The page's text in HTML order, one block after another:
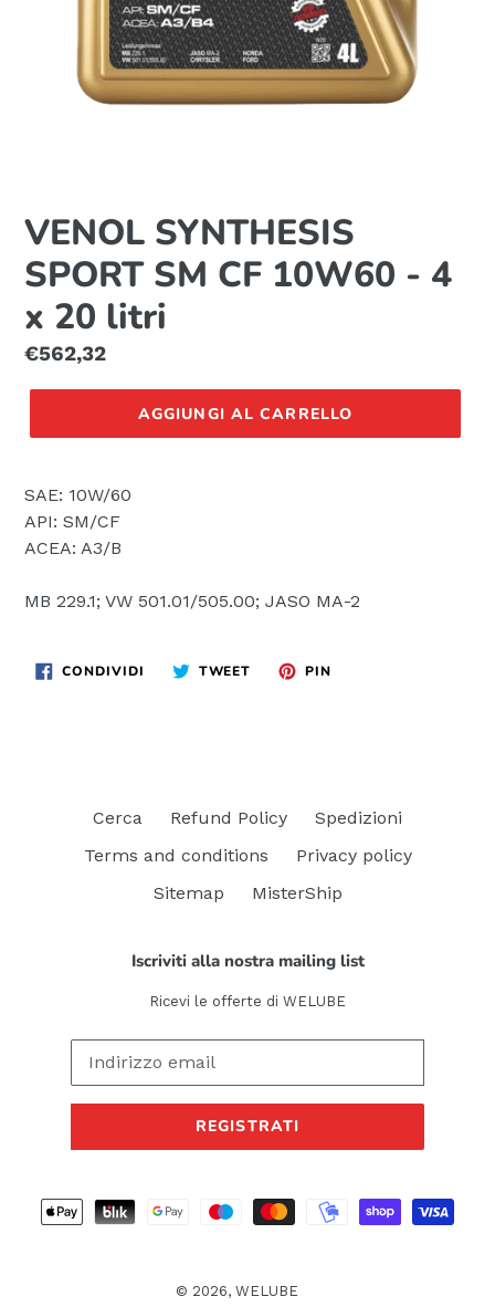
VENOL SYNTHESIS
SPORT SM CF 10W60 - 4
x 20 litri
Prezzo
di
€562,32
AGGIUNGI AL CARRELLO
SAE: 10W/60
API: SM/CF
ACEA: A3/B
MB 229.1; VW 501.01/505.00; JASO MA-2
CONDIVIDI CONDIVIDITWEET TWITTAPIN
Cerca Refund Policy
Spedizioni
Terms and conditions
Privacy policy
Sitemap
MisterShip
Iscriviti alla nostra mailing list
Ricevi le offerte di WELUBE
REGISTRATI
pagamento
© 2026, WELUBE